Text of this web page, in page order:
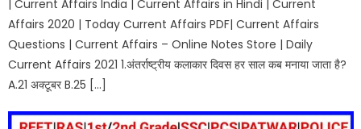
| Current Affairs India | Current Affairs in Hindi | Current
Affairs 2020 | Today Current Affairs PDF| Current Affairs
Questions | Current Affairs – Online Notes Store | Daily
Current Affairs 2021 1.अंतर्राष्ट्रीय कलाकार दिवस हर साल कब मनाया जाता है?
A.21 अक्टूबर B.25 […]